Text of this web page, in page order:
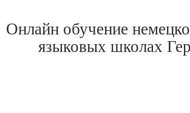
Онлайн обучение
языковых школах